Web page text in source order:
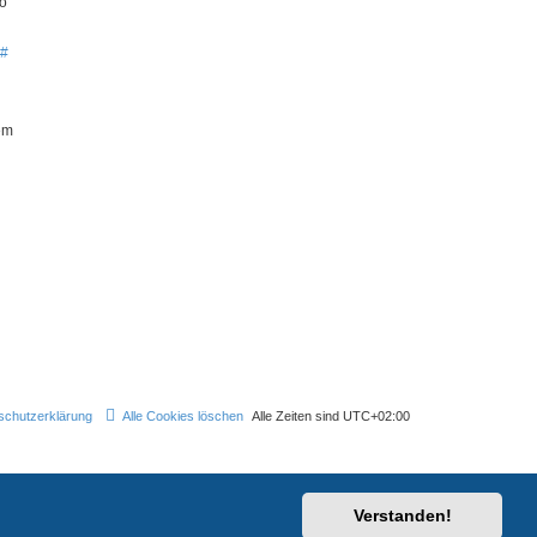
Verstanden!
#
Alle Zeiten sind UTC+02:00
Alle Cookies löschen